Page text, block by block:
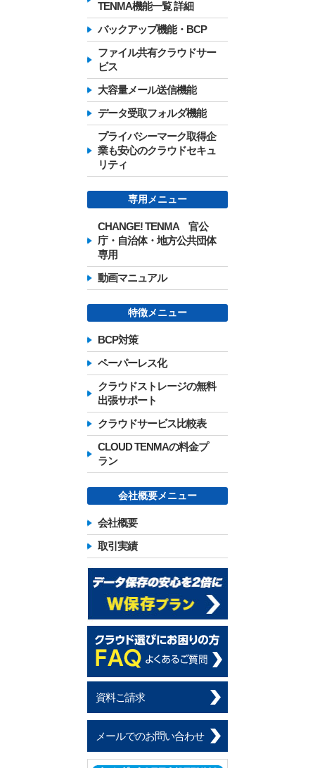
TENMA機能一覧 詳細
バックアップ機能・BCP
ファイル共有クラウドサー
ビス
大容量メール送信機能
データ受取フォルダ機能
プライバシーマーク取得企
業も安心のクラウドセキュ
リティ
専用メニュー
CHANGE! TENMA 官公
庁・自治体・地方公共団体
専用
動画マニュアル
特徴メニュー
BCP対策
ペーパーレス化
クラウドストレージの無料
出張サポート
クラウドサービス比較表
CLOUD TENMAの料金プ
ラン
会社概要メニュー
会社概要
取引実績
資料ご請求
メールでのお問い合わせ